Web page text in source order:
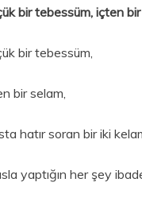
bir tebessüm, içten
bir tebessüm,
bir selam,
hatır soran bir iki
yaptığın her şey